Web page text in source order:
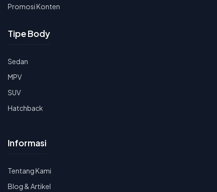
Promosi Konten
Tipe Body
Sedan
MPV
SUV
Hatchback
Informasi
Tentang Kami
Blog & Artikel